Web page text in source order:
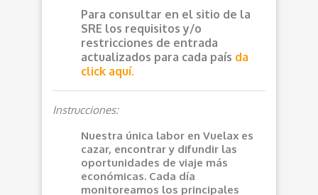
Para consultar en el sitio de la
SRE los requisitos y/o
restricciones de entrada
actualizados para cada país da
click aquí.
Instrucciones:
Nuestra única labor en Vuelax es
cazar, encontrar y difundir las
oportunidades de viaje más
económicas. Cada día
monitoreamos los principales